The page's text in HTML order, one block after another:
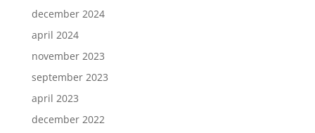
december 2024
april 2024
november 2023
september 2023
april 2023
december 2022